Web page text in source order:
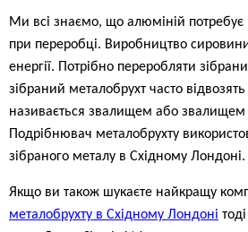
Ми всі знаємо, що алюміній потребує
при переробці. Виробництво
енергії. Потрібно переробляти
зібраний металобрухт часто
називається звалищем або звалищем
Подрібнювач металобрухту
зібраного металу в Східному Лондоні.
Якщо ви також шукаєте найкращу
металобрухту в Східному Лондоні